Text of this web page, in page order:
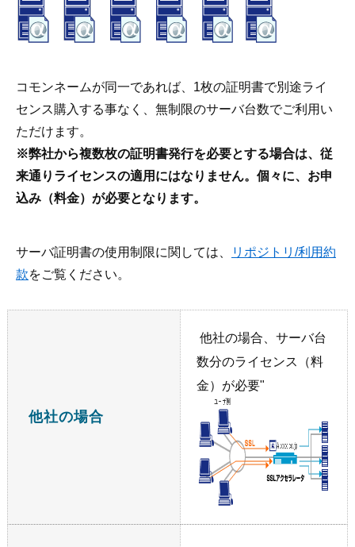
コモンネームが同一であれば、1枚の証明書で別途ライ
センス購入する事なく、無制限のサーバ台数でご利用い
ただけます。
※弊社から複数枚の証明書発行を必要とする場合は、従
来通りライセンスの適用にはなりません。個々に、お申
込み（料金）が必要となります。
サーバ証明書の使用制限に関しては、
リポジトリ/利用約
款をご覧ください。
他社の場合
他社の場合、サーバ台
数分のライセンス（料
金）が必要"